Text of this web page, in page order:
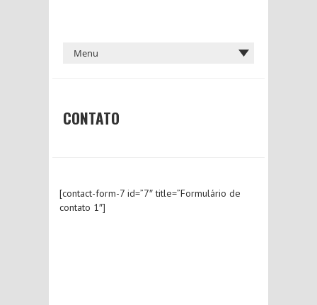
CONTATO
[contact-form-7 id=”7″ title=”Formulário de
contato 1″]